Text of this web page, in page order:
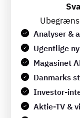
Analyser &
Ugentlige
Magasinet
Danmarks
Investor-
Aktie-TV &